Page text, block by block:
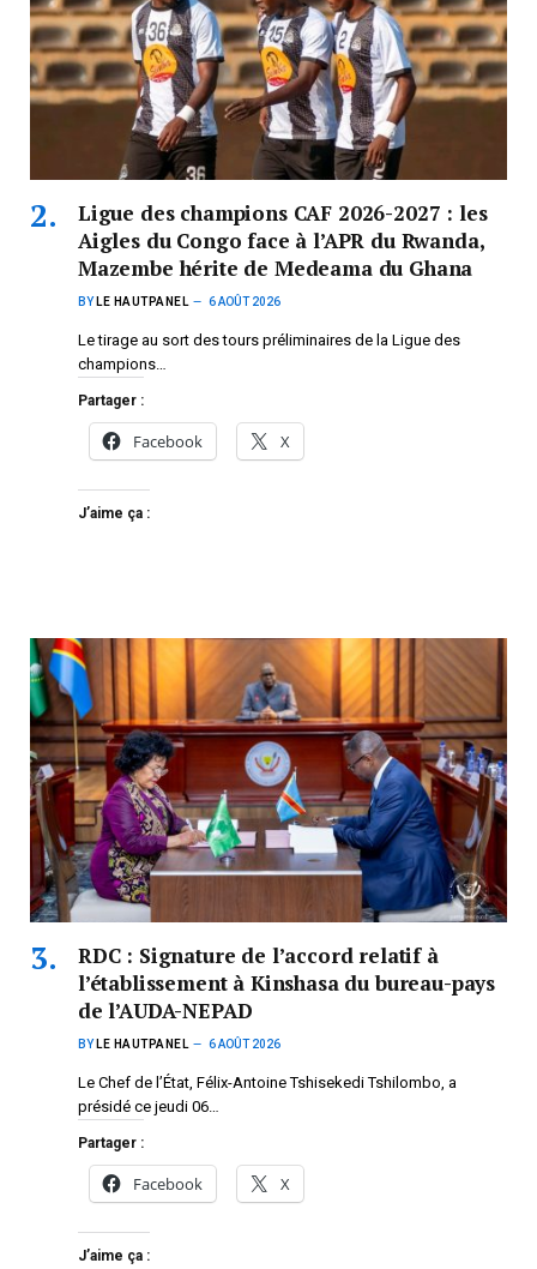
Ligue des champions CAF 2026-2027 : les
Aigles du Congo face à l’APR du Rwanda,
Mazembe hérite de Medeama du Ghana
BY LE HAUTPANEL 6 AOÛT 2026
Le tirage au sort des tours préliminaires de la Ligue des
champions…
Partager :
Facebook X
J’aime ça :
RDC : Signature de l’accord relatif à
l’établissement à Kinshasa du bureau-pays
de l’AUDA-NEPAD
BY LE HAUTPANEL 6 AOÛT 2026
Le Chef de l’État, Félix-Antoine Tshisekedi Tshilombo, a
présidé ce jeudi 06…
Partager :
Facebook X
J’aime ça :